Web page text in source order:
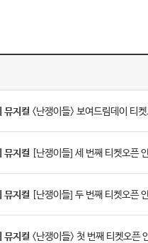
뮤지컬 <난쟁이들> 보여드림데이 티
뮤지컬 [난쟁이들] 세 번째 티켓오픈
뮤지컬 [난쟁이들] 두 번째 티켓오픈
뮤지컬 <난쟁이들> 첫 번째 티켓오픈